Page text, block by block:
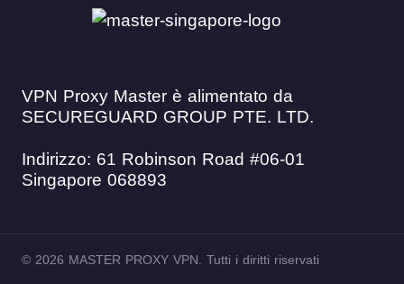
VPN Proxy Master è alimentato da
SECUREGUARD GROUP PTE. LTD.
Indirizzo: 61 Robinson Road #06-01
Singapore 068893
© 2026 MASTER PROXY VPN. Tutti i diritti riservati